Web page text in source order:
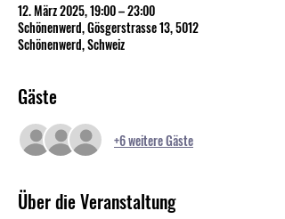
12. März 2025, 19:00 – 23:00
Schönenwerd, Gösgerstrasse 13, 5012
Schönenwerd, Schweiz
Gäste
+6 weitere Gäste
Über die Veranstaltung